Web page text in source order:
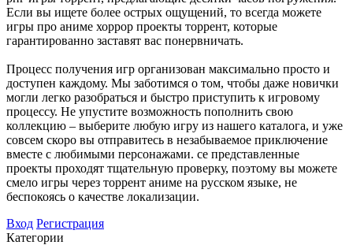
Если вы ищете более острых ощущений, то всегда можете
игры про аниме хоррор проекты торрент, которые
гарантированно заставят вас понервничать.
Процесс получения игр организован максимально просто и
доступен каждому. Мы заботимся о том, чтобы даже новички
могли легко разобраться и быстро приступить к игровому
процессу. Не упустите возможность пополнить свою
коллекцию – выберите любую игру из нашего каталога, и уже
совсем скоро вы отправитесь в незабываемое приключение
вместе с любимыми персонажами. се представленные
проекты проходят тщательную проверку, поэтому вы можете
смело игры через торрент аниме на русском языке, не
беспокоясь о качестве локализации.
Вход Регистрация
Категории